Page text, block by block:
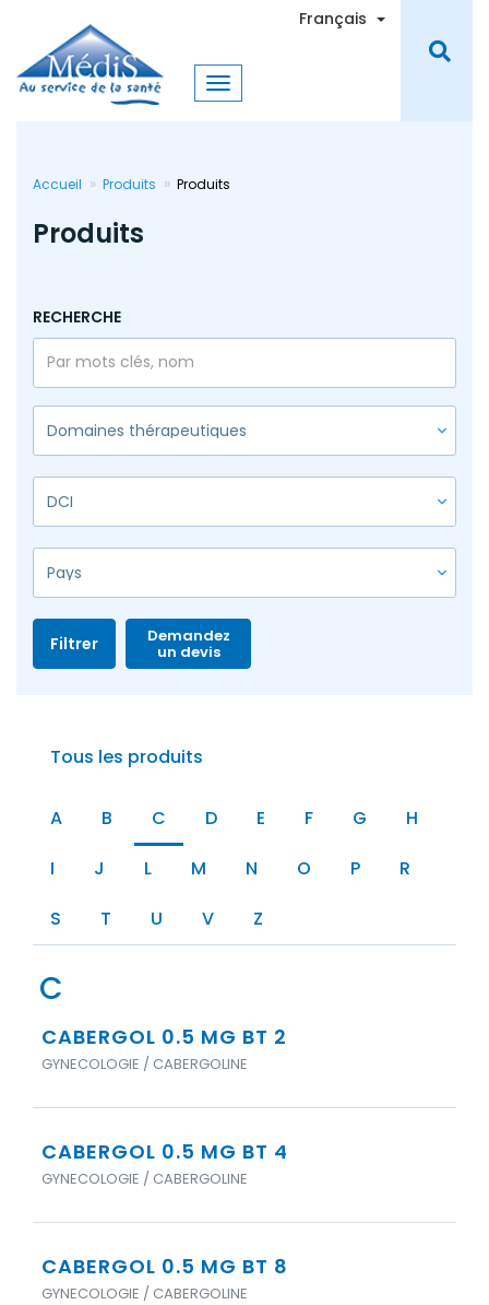
contenu
principal
Français Toggle
Accueil Produits Produits
Produits
RECHERCHE
Filtrer
Tous les produits
A B C D E F G
H
I
J L M N O P
R
S
T U V Z
C
CABERGOL 0.5 MG BT 2
GYNECOLOGIE / CABERGOLINE
CABERGOL 0.5 MG BT 4
GYNECOLOGIE / CABERGOLINE
CABERGOL 0.5 MG BT 8
GYNECOLOGIE / CABERGOLINE
Demandez
un devis